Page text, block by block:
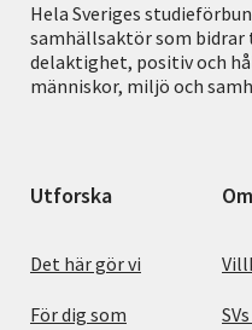
Hela Sveriges
samhällsaktör som
delaktighet, positiv och
människor, miljö och
Utforska
Det här gör vi
För dig som